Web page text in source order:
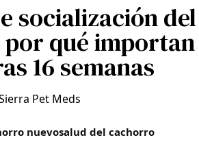
socialización del
qué importan
16 semanas
Pet Meds
nuevosalud del cachorro